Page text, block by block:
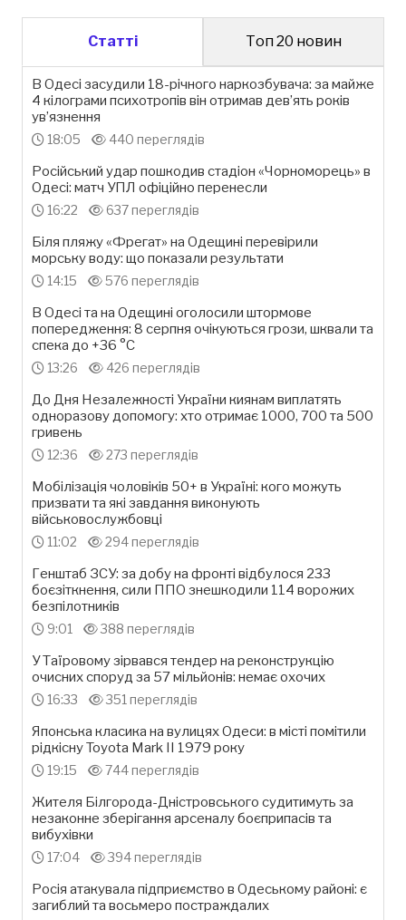
Статті Топ 20 новин
В Одесі засудили 18-річного наркозбувача: за майже
4 кілограми психотропів він отримав дев’ять років
ув’язнення
18:05 440 переглядів
Російський удар пошкодив стадіон «Чорноморець» в
Одесі: матч УПЛ офіційно перенесли
16:22 637 переглядів
Біля пляжу «Фрегат» на Одещині перевірили
морську воду: що показали результати
14:15 576 переглядів
В Одесі та на Одещині оголосили штормове
попередження: 8 серпня очікуються грози, шквали та
спека до +36 °С
13:26 426 переглядів
До Дня Незалежності України киянам виплатять
одноразову допомогу: хто отримає 1000, 700 та 500
гривень
12:36 273 переглядів
Мобілізація чоловіків 50+ в Україні: кого можуть
призвати та які завдання виконують
військовослужбовці
11:02 294 переглядів
Генштаб ЗСУ: за добу на фронті відбулося 233
боєзіткнення, сили ППО знешкодили 114 ворожих
безпілотників
9:01 388 переглядів
У Таїровому зірвався тендер на реконструкцію
очисних споруд за 57 мільйонів: немає охочих
16:33 351 переглядів
Японська класика на вулицях Одеси: в місті помітили
рідкісну Toyota Mark II 1979 року
19:15 744 переглядів
Жителя Білгорода-Дністровського судитимуть за
незаконне зберігання арсеналу боєприпасів та
вибухівки
17:04 394 переглядів
Росія атакувала підприємство в Одеському районі: є
загиблий та восьмеро постраждалих